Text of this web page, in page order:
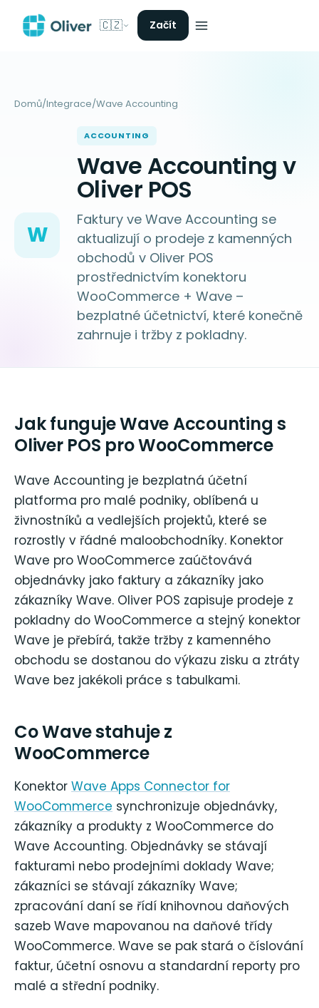
🇨🇿 Začít
Domů/Integrace/Wave Accounting
W
ACCOUNTING
Wave Accounting v
Oliver POS
Faktury ve Wave Accounting se
aktualizují o prodeje z kamenných
obchodů v Oliver POS
prostřednictvím konektoru
WooCommerce + Wave –
bezplatné účetnictví, které konečně
zahrnuje i tržby z pokladny.
Jak funguje Wave Accounting s
Oliver POS pro WooCommerce
Wave Accounting je bezplatná účetní
platforma pro malé podniky, oblíbená u
živnostníků a vedlejších projektů, které se
rozrostly v řádné maloobchodníky. Konektor
Wave pro WooCommerce zaúčtovává
objednávky jako faktury a zákazníky jako
zákazníky Wave. Oliver POS zapisuje prodeje z
pokladny do WooCommerce a stejný konektor
Wave je přebírá, takže tržby z kamenného
obchodu se dostanou do výkazu zisku a ztráty
Wave bez jakékoli práce s tabulkami.
Co Wave stahuje z
WooCommerce
Konektor Wave Apps Connector for
WooCommerce synchronizuje objednávky,
zákazníky a produkty z WooCommerce do
Wave Accounting. Objednávky se stávají
fakturami nebo prodejními doklady Wave;
zákazníci se stávají zákazníky Wave;
zpracování daní se řídí knihovnou daňových
sazeb Wave mapovanou na daňové třídy
WooCommerce. Wave se pak stará o číslování
faktur, účetní osnovu a standardní reporty pro
malé a střední podniky.